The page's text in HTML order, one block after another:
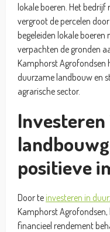
lokale boeren. Het
vergroot de percelen
begeleiden lokale
verpachten de gronden
Kamphorst Agrofondsen
duurzame landbouw en
agrarische sector.
positieve
Door te investeren in
Kamphorst Agrofondsen,
financieel rendement